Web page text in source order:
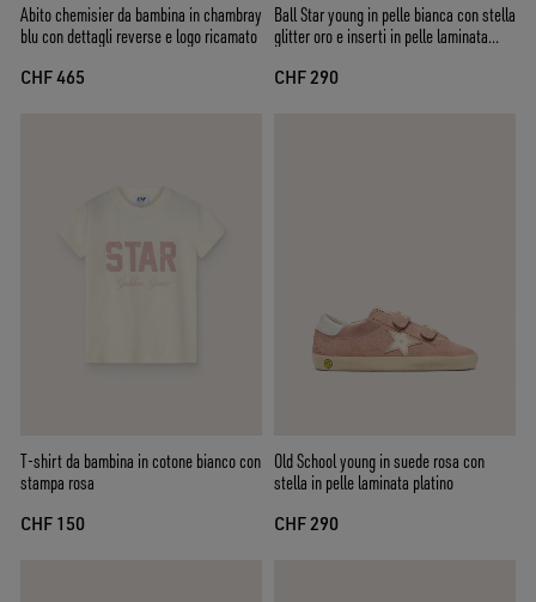
Abito chemisier da bambina in chambray
blu con dettagli reverse e logo ricamato
CHF 465
Ball Star young in pelle bianca con stella
glitter oro e inserti in pelle laminata
CHF 290
T-shirt da bambina in cotone bianco con
stampa rosa
CHF 150
Old School young in suede rosa con
stella in pelle laminata platino
CHF 290